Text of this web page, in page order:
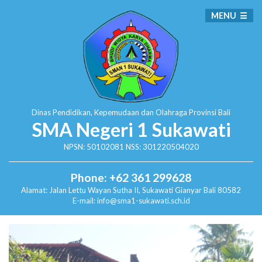
Dinas Pendidikan, Kepemudaan dan Olahraga Provinsi Bali
SMA Negeri 1 Sukawati
NPSN: 50102081 NSS: 301220504020
Phone: +62 361 299628
Alamat: Jalan Lettu Wayan Sutha II, SukawatiGianyar Bali 80582
E-mail: info@sma1-sukawati.sch.id
MENU